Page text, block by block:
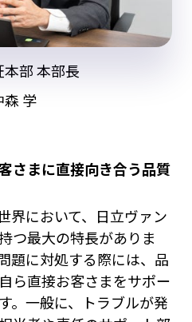
部 本部長
森 学
さまに直接向き合う品質
界において、日立ヴァン
つ最大の特長がありま
題に対処する際には、品
ら直接お客さまをサポー
。一般に、トラブルが発